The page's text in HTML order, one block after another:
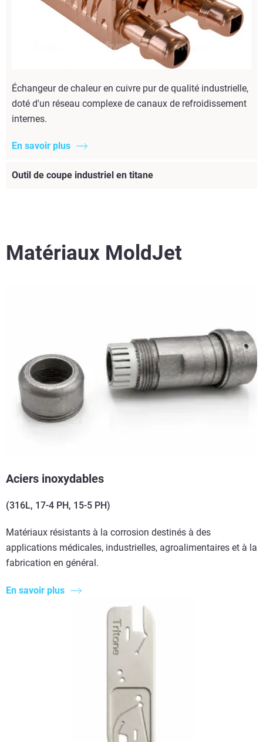
Échangeur de chaleur en cuivre pur de qualité industrielle,
doté d'un réseau complexe de canaux de refroidissement
internes.
En savoir plus
Outil de coupe industriel en titane
En savoir plus
Matériaux MoldJet
Aciers inoxydables
(316L, 17-4 PH, 15-5 PH)
Matériaux résistants à la corrosion destinés à des
applications médicales, industrielles, agroalimentaires et à la
fabrication en général.
En savoir plus